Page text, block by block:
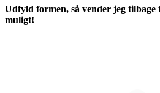
Udfyld formen, så vender jeg tilbage
muligt!